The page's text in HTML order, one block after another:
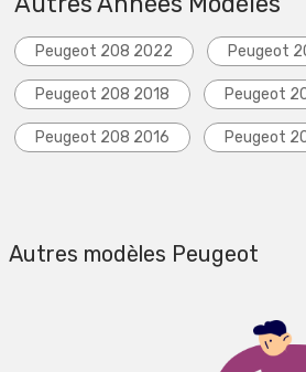
Peugeot 208 2022 Peugeot
Peugeot 208 2018 Peugeot
Peugeot 208 2016 Peugeot
Autres modèles Peugeot